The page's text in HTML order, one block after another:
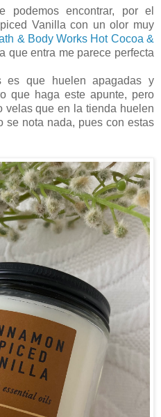
podemos encontrar, por el
Vanilla con un olor muy
& Body Works Hot Cocoa &
que entra me parece perfecta
es que huelen apagadas y
que haga este apunte, pero
velas que en la tienda huelen
se nota nada, pues con estas